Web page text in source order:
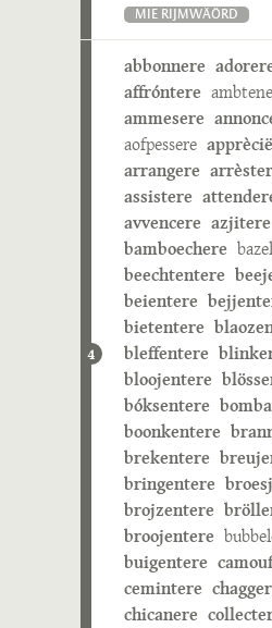
MIE RIJMWÄÖRD
4
abbonnere
affróntere
ammesere
aofpessere
arrangere
assistere
avvencere azjitere
bamboechere
beechtentere
beientere
bietentere
bleffentere
bloojentere
bóksentere
boonkentere
brekentere
bringentere
brojzentere
broojentere
buigentere
cemintere
chicanere